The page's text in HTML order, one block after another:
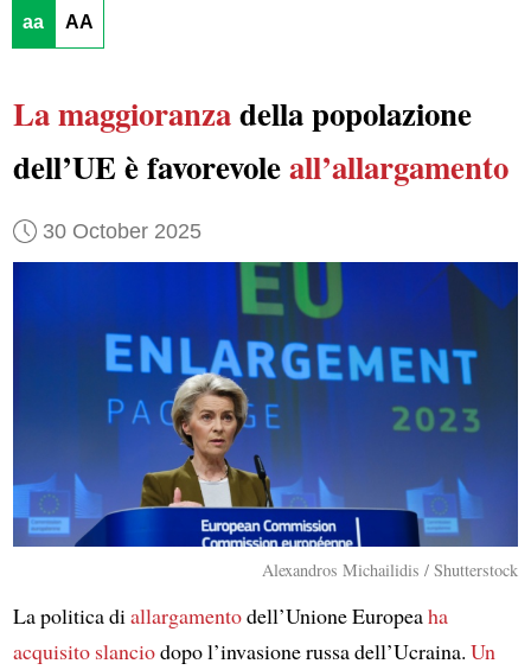
aa AA
La maggioranzadella popolazione
dell’UE è favorevoleall’allargamento
30 October 2025
Alexandros Michailidis / Shutterstock
La politica di allargamentodell’Unione Europeaha
acquisito slanciodopo l’invasione russa dell’Ucraina. Un